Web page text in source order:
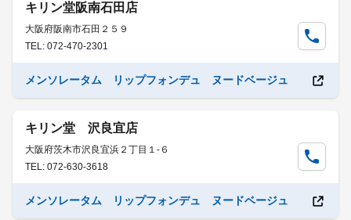
キリン堂阪南石田店
大阪府阪南市石田２５９
TEL: 072-470-2301
メンソレータム リップフォンデュ ヌードベージュ
キリン堂 沢良宜店
大阪府茨木市沢良宜浜２丁目１-６
TEL: 072-630-3618
メンソレータム リップフォンデュ ヌードベージュ